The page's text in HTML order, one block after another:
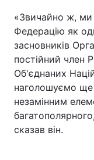
«Звичайно ж, ми
Федерацію як
засновників
постійний член
Об'єднаних
наголошуємо
незамінним
сказав він.